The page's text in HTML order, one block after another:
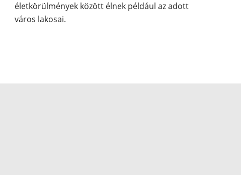
életkörülmények között élnek például az adott
város lakosai.